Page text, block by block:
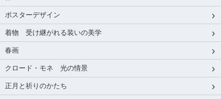
ポスターデザイン
着物 受け継がれる装いの美学
春画
クロード・モネ 光の情景
正月と祈りのかたち